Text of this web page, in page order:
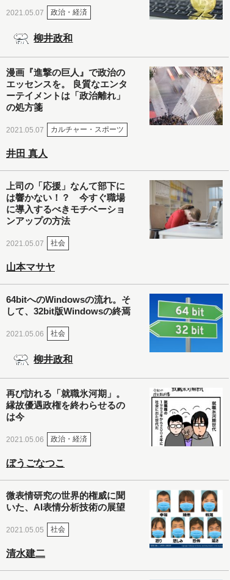
2021.05.07 政治・経済
柳井政和
漫画『進撃の巨人』で政治の
エッセンスを。 良質なエンタ
ーテイメントは「政治離れ」
の処方箋
2021.05.07 カルチャー・スポーツ
井田 真人
上司の「応援」なんて部下に
は響かない！？ 今すぐ職場
に導入するべきモチベーショ
ンアップの方法
2021.05.07 社会
山本マサヤ
64bitへのWindowsの流れ。そ
して、32bit版Windowsの終焉
2021.05.06 社会
柳井政和
再び訪れる「就職氷河期」。
縁故優遇政権を終わらせるの
は今
2021.05.06 政治・経済
ぼうごなつこ
微表情研究の世界的権威に聞
いた、AI表情分析技術の展望
2021.05.05 社会
清水建二